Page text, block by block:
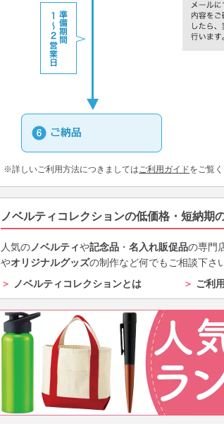
※詳しいご利用方法につきましてはご利用ガイドをご覧
ノベルティコレクションの低価格・短納期
人気のノベルティや記念品 ・ 名入れ販促品の専門
やオリジナルグッズの制作など何でもご相談下さ
＞
ノベルティコレクションとは ＞ ご利